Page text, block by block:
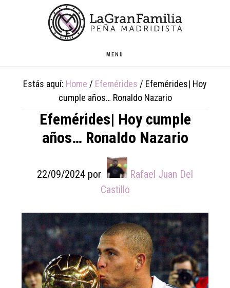
MENU
Estás aquí: Home / Efemérides / Efemérides| Hoy
cumple años… Ronaldo Nazario
Efemérides| Hoy cumple
años… Ronaldo Nazario
22/09/2024 por
Rafael Juan Del
Castillo